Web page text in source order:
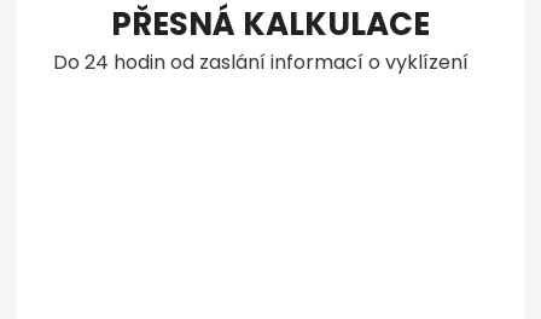
PŘESNÁ KALKULACE
Do 24 hodin od zaslání informací o vyklízení